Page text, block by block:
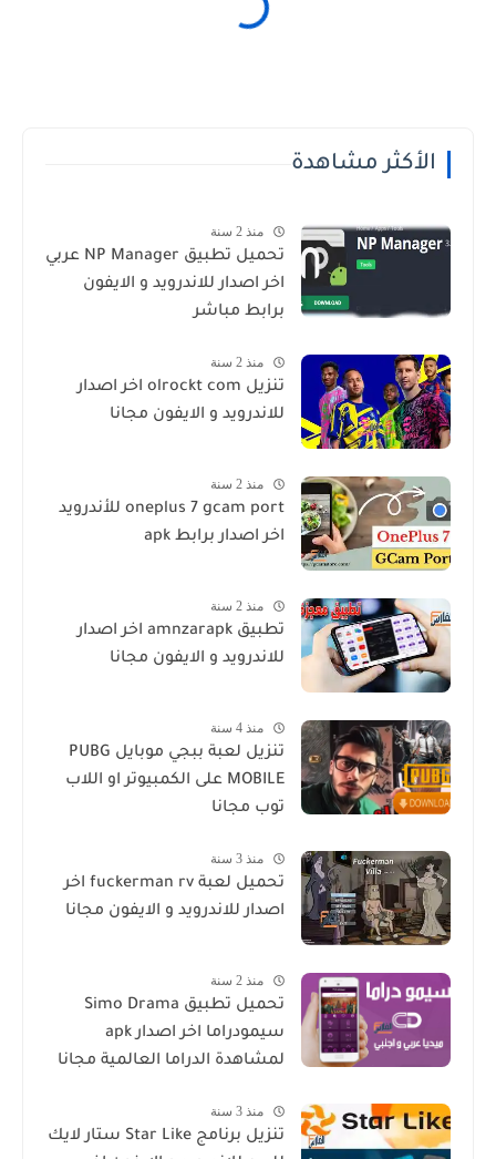
الأكثر مشاهدة
منذ 2 سنة
تحميل تطبيق NP Manager عربي
اخر اصدار للاندرويد و الايفون
برابط مباشر
منذ 2 سنة
تنزيل olrockt com اخر اصدار
للاندرويد و الايفون مجانا
منذ 2 سنة
oneplus 7 gcam port للأندرويد
اخر اصدار برابط apk
منذ 2 سنة
تطبيق amnzarapk اخر اصدار
للاندرويد و الايفون مجانا
منذ 4 سنة
تنزيل لعبة ببجي موبايل PUBG
MOBILE على الكمبيوتر او اللاب
توب مجانا
منذ 3 سنة
تحميل لعبة fuckerman rv اخر
اصدار للاندرويد و الايفون مجانا
منذ 2 سنة
تحميل تطبيق Simo Drama
سيمودراما اخر اصدار apk
لمشاهدة الدراما العالمية مجانا
منذ 3 سنة
تنزيل برنامج Star Like ستار لايك